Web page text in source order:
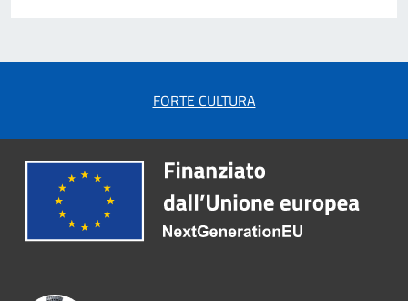
FORTE CULTURA